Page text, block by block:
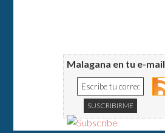
Malagana en tu e-mail